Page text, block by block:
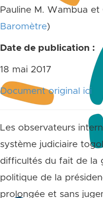
Pauline M. Wambua
Baromètre)
Date de publication :
18 mai 2017
Document original ici
Les observateurs
système judiciaire
difficultés du fait de la
politique de la
prolongée et sans